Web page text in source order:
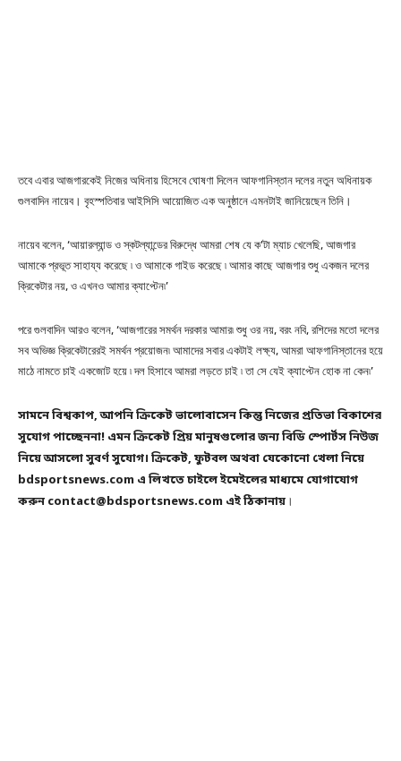
তবে এবার আজগারকেই নিজের অধিনায় হিসেবে ঘোষণা দিলেন আফগানিস্তান দলের নতুন অধিনায়ক
গুলবাদিন নায়েব। বৃহস্পতিবার আইসিসি আয়োজিত এক অনুষ্ঠানে এমনটাই জানিয়েছেন তিনি।
নায়েব বলেন, ‘আয়ারল্যান্ড ও স্কটল্যান্ডের বিরুদ্ধে আমরা শেষ যে ক’টা ম্যাচ খেলেছি, আজগার
আমাকে প্রভূত সাহায্য করেছে ৷ ও আমাকে গাইড করেছে ৷ আমার কাছে আজগার শুধু একজন দলের
ক্রিকেটার নয়, ও এখনও আমার ক্যাপ্টেন৷’
পরে গুলবাদিন আরও বলেন, ‘আজগারের সমর্থন দরকার আমার৷ শুধু ওর নয়, বরং নবি, রশিদের মতো দলের
সব অভিজ্ঞ ক্রিকেটারেরই সমর্থন প্রয়োজন৷ আমাদের সবার একটাই লক্ষ্য, আমরা আফগানিস্তানের হয়ে
মাঠে নামতে চাই একজোট হয়ে ৷ দল হিসাবে আমরা লড়তে চাই ৷ তা সে যেই ক্যাপ্টেন হোক না কেন৷’
সামনে বিশ্বকাপ, আপনি ক্রিকেট ভালোবাসেন কিন্তু নিজের প্রতিভা বিকাশের
সুযোগ পাচ্ছেননা! এমন ক্রিকেট প্রিয় মানুষগুলোর জন্য বিডি স্পোর্টস নিউজ
নিয়ে আসলো সুবর্ণ সুযোগ। ক্রিকেট, ফুটবল অথবা যেকোনো খেলা নিয়ে
bdsportsnews.com এ লিখতে চাইলে ইমেইলের মাধ্যমে যোগাযোগ
করুন contact@bdsportsnews.com এই ঠিকানায় ।